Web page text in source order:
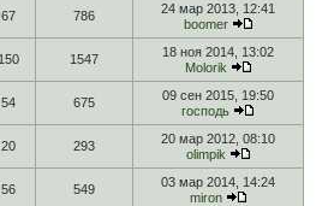
67 786
24 мар 2013, 12:41
boomer
150 1547
18 ноя 2014, 13:02
Molorik
54 675
09 сен 2015, 19:50
господь
20 293
20 мар 2012, 08:10
olimpik
56 549
03 мар 2014, 14:24
miron